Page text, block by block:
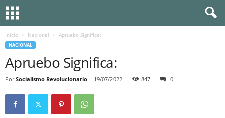
Inicio Nacional Apruebo Significa:
NACIONAL
Apruebo Significa:
Por Socialismo Revolucionario - 19/07/2022 847 0